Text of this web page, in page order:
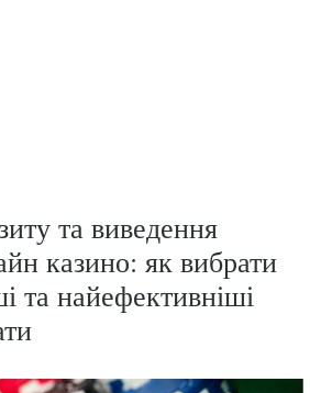
та виведення
казино: як вибрати
та найефективніші